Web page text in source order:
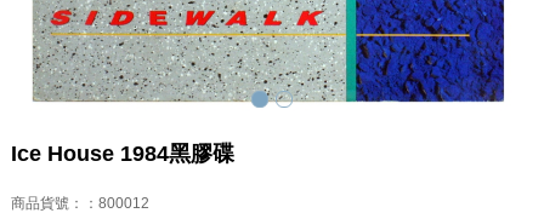
Ice House 1984黑膠碟
商品貨號：：800012